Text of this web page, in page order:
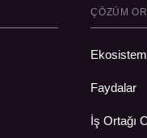
ÇÖZÜM
Ekosistem
Faydalar
İş Ortağı